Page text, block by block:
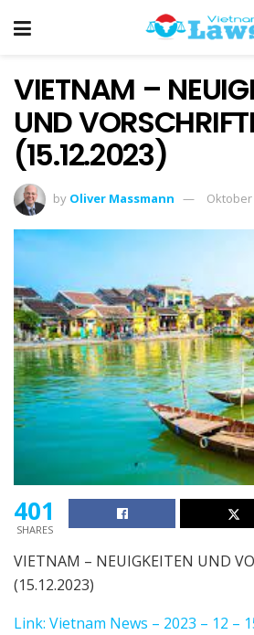
VIETNAM –
UND
(15.12.2023)
by Oliver Massmann Oktober
401
SHARES
VIETNAM – NEUIGKEITEN UND
(15.12.2023)
Link: Vietnam News – 2023 – 12 –